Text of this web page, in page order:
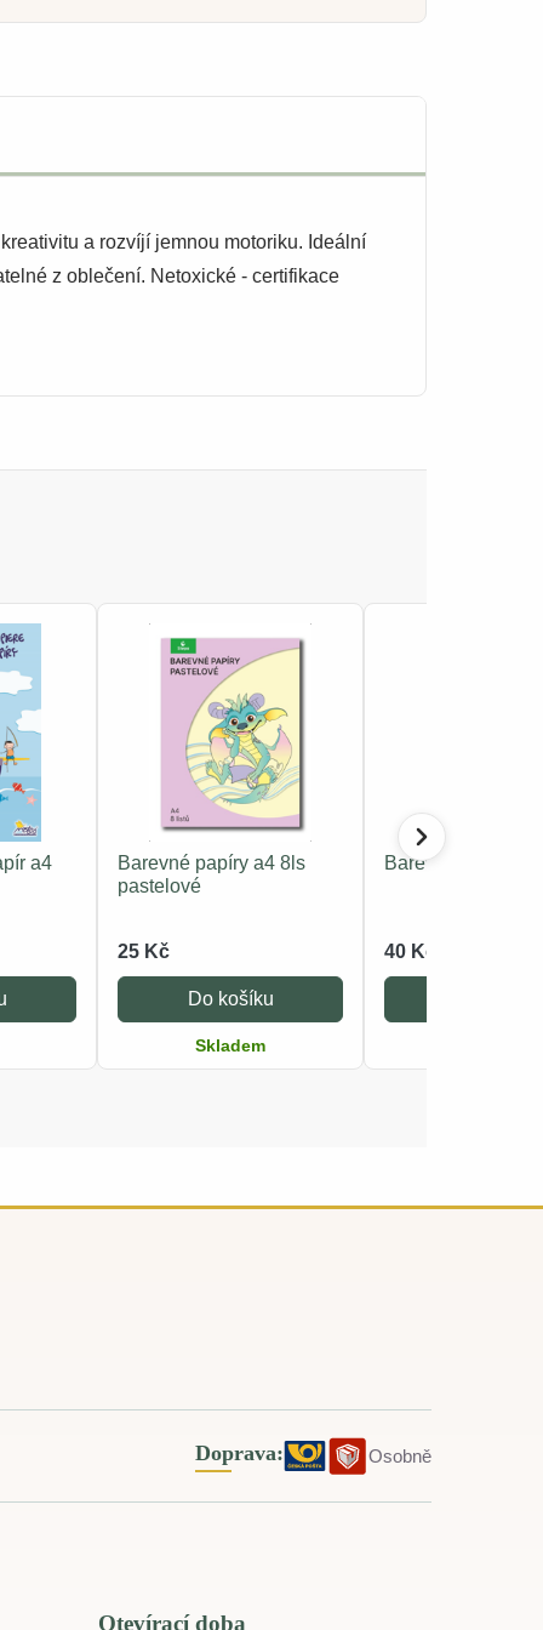
a rozvíjí jemnou motoriku. Ideální
z oblečení. Netoxické - certifikace
a4
Barevné papíry a4 8ls
pastelové
25 Kč
Do košíku
Skladem
Barevné papíry
40 Kč
Doprava: Osobně
Otevírací doba